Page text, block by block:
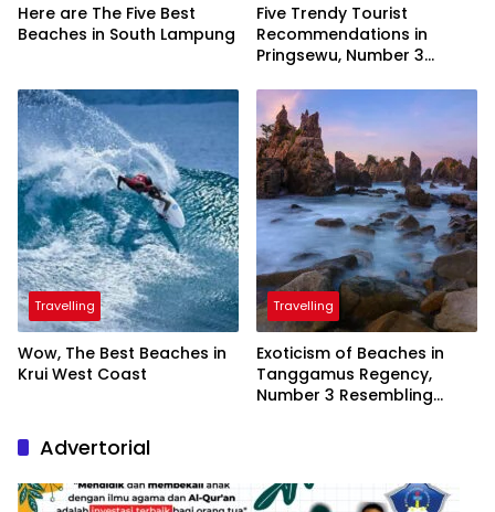
Here are The Five Best
Beaches in South Lampung
Five Trendy Tourist
Recommendations in
Pringsewu, Number 3
President
Travelling
Wow, The Best Beaches in
Krui West Coast
Travelling
Exoticism of Beaches in
Tanggamus Regency,
Number 3 Resembling
Advertorial